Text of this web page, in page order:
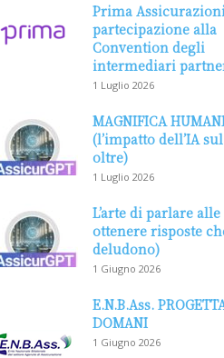
Prima
partecipazione alla
Convention degli
intermediari
1 Luglio 2026
MAGNIFICA
(l’impatto dell’IA
oltre)
1 Luglio 2026
L’arte di parlare
ottenere risposte
deludono)
1 Giugno 2026
E.N.B.Ass.
DOMANI
1 Giugno 2026